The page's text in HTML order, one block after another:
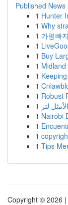
Published News
1 Hunter
1 Why
1 가평빠
1
1 Buy
1
1
1
1 Robust
1
1 Nairobi
1
1
1 Tips
Copyright © 2026 |